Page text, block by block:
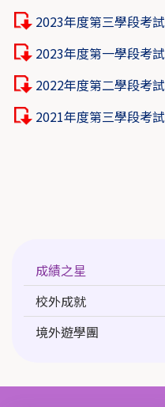
2023年度第三學段考試
2023年度第一學段考試
2022年度第二學段考試
2021年度第三學段考試
navigation
成績之星
校外成就
境外遊學團